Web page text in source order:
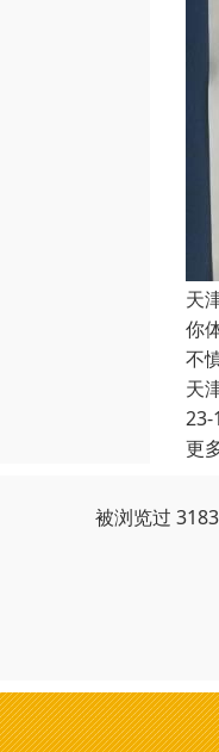
天
你
不
天
23-
更
被浏览过